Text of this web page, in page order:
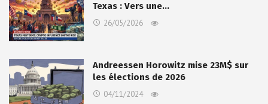
Texas : Vers une…
26/05/2026
Andreessen Horowitz mise 23M$ sur
les élections de 2026
04/11/2024